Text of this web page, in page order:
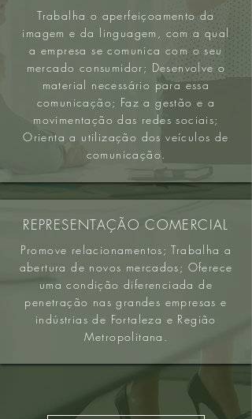
Trabalha o aperfeiçoamento da
imagem e da linguagem, com a qual
a empresa se comunica com o seu
mercado consumidor; Desenvolve o
material necessário para essa
comunicação; Faz a gestão e a
movimentação das redes sociais;
Orienta a utilização dos veículos de
comunicação.
REPRESENTAÇÃO COMERCIAL
Promove relacionamentos; Trabalha a
abertura de novos mercados; Oferece
uma condição diferenciada de
penetração nas grandes empresas e
indústrias de Fortaleza e Região
Metropolitana.